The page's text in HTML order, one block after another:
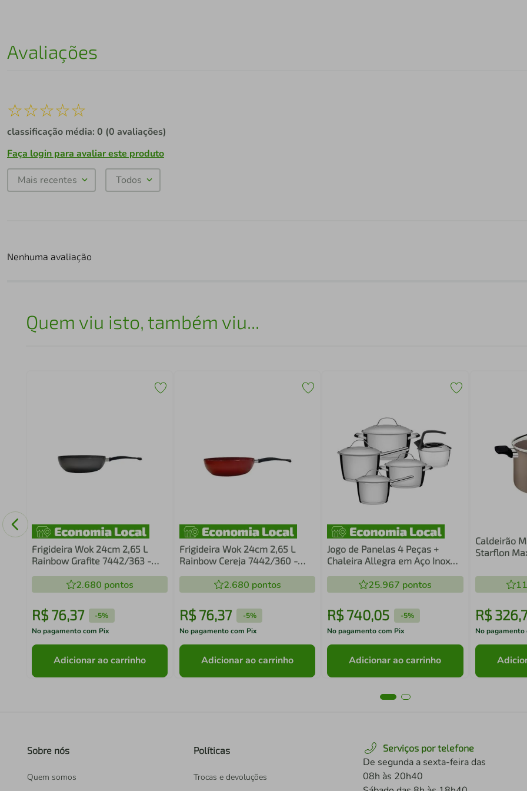
Avaliações
☆☆☆☆☆
classificação média: 0 (0 avaliações)
Faça login para avaliar este produto
Mais recentes Todos
Nenhuma avaliação
Quem viu isto, também viu...
Frigideira Wok 24cm 2,65 L
Rainbow Grafite 7442/363 -
2.680 pontos
R$ 76,37 -5%
No pagamento com Pix
Adicionar ao carrinho
Frigideira Wok 24cm 2,65 L
Rainbow Cereja 7442/360 -
2.680 pontos
R$ 76,37 -5%
No pagamento com Pix
Adicionar ao carrinho
Jogo de Panelas 4 Peças +
Chaleira Allegra em Aço Inox
25.967 pontos
R$740,05 -5%
No pagamento com Pix
Adicionar ao carrinho
Caldeirão
Starflon
R$ 326,
No pagamento
Sobre nós
Quem somos
Políticas
Trocas e devoluções
Serviços por telefone
De segunda a sexta-feira das
08h às 20h40